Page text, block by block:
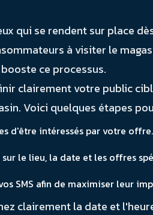
qui se rendent sur place
à visiter le
ce processus.
clairement votre public
Voici quelques étapes
d'être intéressés par votre offre.
le lieu, la date et les offres
SMS afin de maximiser leur
clairement la date et